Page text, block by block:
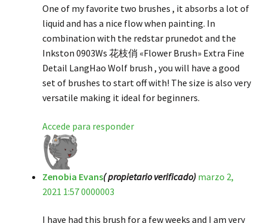
One of my favorite two brushes , it absorbs a lot of
liquid and has a nice flow when painting. In
combination with the redstar prunedot and the
Inkston 0903Ws 花枝俏 «Flower Brush» Extra Fine
Detail LangHao Wolf brush , you will have a good
set of brushes to start off with! The size is also very
versatile making it ideal for beginners.
Accede para responder
Zenobia Evans( propietario verificado) marzo 2,
2021 1:57 0000003
I have had this brush for a few weeks and I am very